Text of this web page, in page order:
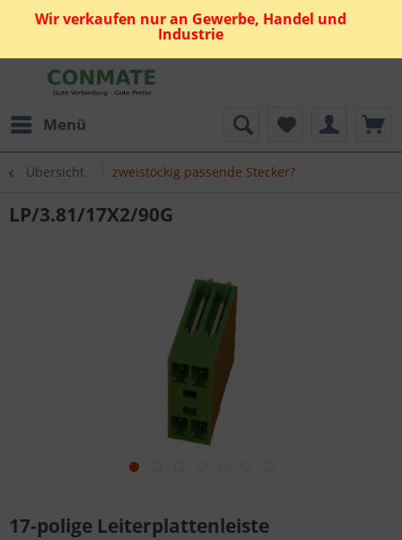
Wir verkaufen nur an Gewerbe, Handel und
Industrie
Menü
Übersicht zweistöckig passende Stecker?
LP/3.81/17X2/90G
17-polige Leiterplattenleiste